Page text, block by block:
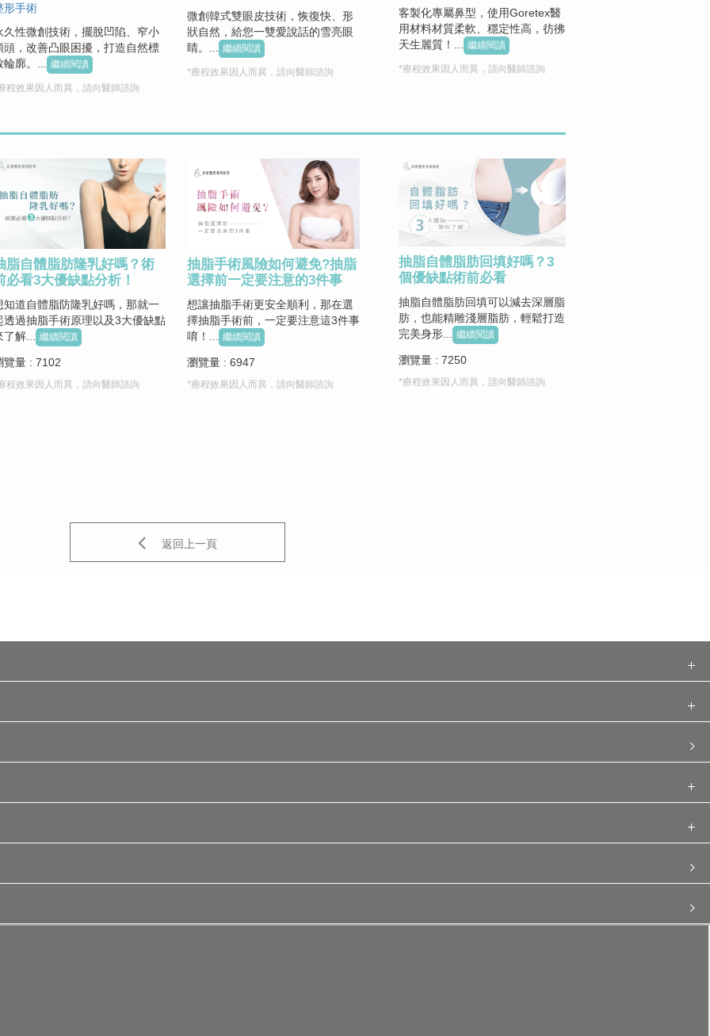
形手術
久性微創技術，擺脫凹陷、窄小
頭，改善凸眼困擾，打造自然標
輪廓。...
繼續閱讀
程效果因人而異，請向醫師諮詢
微創韓式雙眼皮技術，恢復快、形
狀自然，給您一雙愛說話的雪亮眼
睛。...
繼續閱讀
*療程效果因人而異，請向醫師諮詢
客製化專屬鼻型，使用Goretex醫
用材料材質柔軟、穩定性高，彷彿
天生麗質！...
繼續閱讀
*療程效果因人而異，請向醫師諮詢
脂自體脂肪隆乳好嗎？術
必看3大優缺點分析！
知道自體脂防隆乳好嗎，那就一
透過抽脂手術原理以及3大優缺點
了解... 繼續閱讀
覽量 : 7102
程效果因人而異，請向醫師諮詢
抽脂手術風險如何避免?抽脂
選擇前一定要注意的3件事
想讓抽脂手術更安全順利，那在選
擇抽脂手術前，一定要注意這3件事
唷！... 繼續閱讀
瀏覽量 : 6947
*療程效果因人而異，請向醫師諮詢
抽脂自體脂肪回填好嗎？3
個優缺點術前必看
抽脂自體脂肪回填可以減去深層脂
肪，也能精雕淺層脂肪，輕鬆打造
完美身形...
繼續閱讀
瀏覽量 : 7250
*療程效果因人而異，請向醫師諮詢
返回上一頁